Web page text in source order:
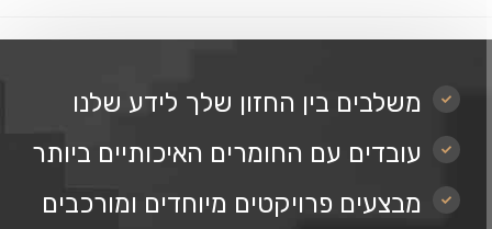
משלבים בין החזון שלך לידע שלנו
עובדים עם החומרים האיכותיים ביותר
מבצעים פרויקטים מיוחדים ומורכבים